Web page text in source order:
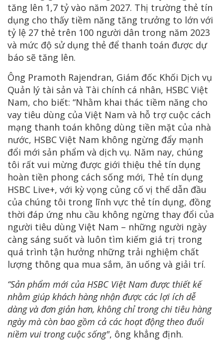
tăng lên 1,7 tỷ vào năm 2027. Thị trường thẻ tín
dụng cho thấy tiềm năng tăng trưởng to lớn với
tỷ lệ 27 thẻ trên 100 người dân trong năm 2023
và mức độ sử dụng thẻ để thanh toán được dự
báo sẽ tăng lên.
Ông Pramoth Rajendran, Giám đốc Khối Dịch vụ
Quản lý tài sản và Tài chính cá nhân, HSBC Việt
Nam, cho biết: “Nhằm khai thác tiềm năng cho
vay tiêu dùng của Việt Nam và hỗ trợ cuộc cách
mạng thanh toán không dùng tiền mặt của nhà
nước, HSBC Việt Nam không ngừng đẩy mạnh
đổi mới sản phẩm và dịch vụ. Năm nay, chúng
tôi rất vui mừng được giới thiệu thẻ tín dụng
hoàn tiền phong cách sống mới, Thẻ tín dụng
HSBC Live+, với kỳ vọng củng cố vị thế dẫn đầu
của chúng tôi trong lĩnh vực thẻ tín dụng, đồng
thời đáp ứng nhu cầu không ngừng thay đổi của
người tiêu dùng Việt Nam – những người ngày
càng sáng suốt và luôn tìm kiếm giá trị trong
quá trình tận hưởng những trải nghiệm chất
lượng thông qua mua sắm, ăn uống và giải trí.
“Sản phẩm mới của HSBC Việt Nam được thiết kế
nhằm giúp khách hàng nhận được các lợi ích dễ
dàng và đơn giản hơn, không chỉ trong chi tiêu hàng
ngày mà còn bao gồm cả các hoạt động theo đuổi
niềm vui trong cuộc sống", ông khẳng định.